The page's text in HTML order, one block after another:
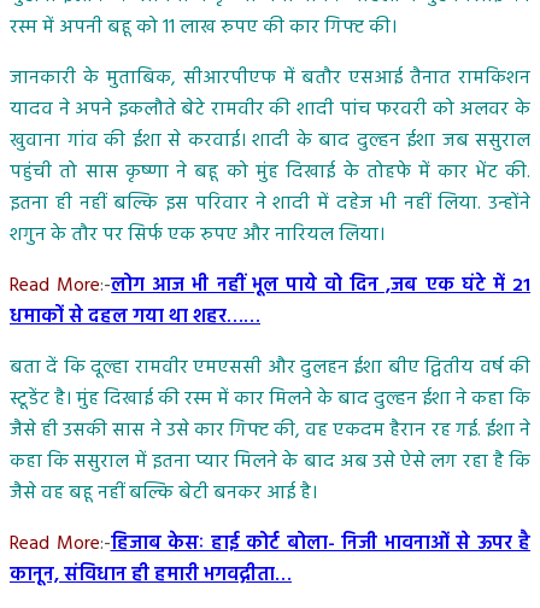
रस्म में अपनी बहू को 11 लाख रुपए की कार गिफ्ट की।
जानकारी के मुताबिक, सीआरपीएफ में बतौर एसआई तैनात रामकिशन
यादव ने अपने इकलौते बेटे रामवीर की शादी पांच फरवरी को अलवर के
खुवाना गांव की ईशा से करवाई। शादी के बाद दुल्हन ईशा जब ससुराल
पहुंची तो सास कृष्णा ने बहू को मुंह दिखाई के तोहफे में कार भेंट की.
इतना ही नहीं बल्कि इस परिवार ने शादी में दहेज भी नहीं लिया. उन्होंने
शगुन के तौर पर सिर्फ एक रुपए और नारियल लिया।
Read More:-लोग आज भी नहीं भूल पाये वो दिन ,जब एक घंटे में 21
धमाकों से दहल गया था शहर……
बता दें कि दूल्हा रामवीर एमएससी और दुलहन ईशा बीए द्वितीय वर्ष की
स्टूडेंट है। मुंह दिखाई की रस्म में कार मिलने के बाद दुल्हन ईशा ने कहा कि
जैसे ही उसकी सास ने उसे कार गिफ्ट की, वह एकदम हैरान रह गई. ईशा ने
कहा कि ससुराल में इतना प्यार मिलने के बाद अब उसे ऐसे लग रहा है कि
जैसे वह बहू नहीं बल्कि बेटी बनकर आई है।
Read More:-हिजाब केसः हाई कोर्ट बोला- निजी भावनाओं से ऊपर है
कानून, संविधान ही हमारी भगवद्गीता…